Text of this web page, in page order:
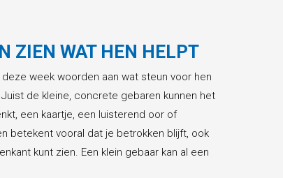
ZIEN WAT HEN HELPT
week woorden aan wat steun voor hen
de kleine, concrete gebaren kunnen het
een kaartje, een luisterend oor of
betekent vooral dat je betrokken blijft, ook
kunt zien. Een klein gebaar kan al een